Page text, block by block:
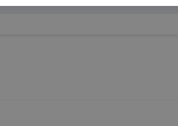
így megtudhatjuk, hogyan